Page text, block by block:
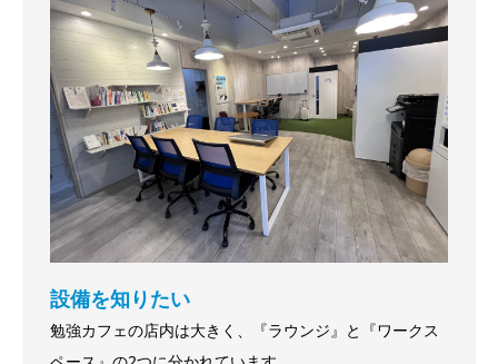
設備を知りたい
勉強カフェの店内は大きく、『ラウンジ』と『ワークス